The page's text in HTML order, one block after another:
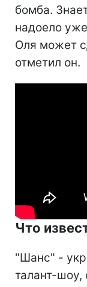
бомба.
надоело
Оля может
отметил он.
Что
"Шанс" -
талант-шоу,